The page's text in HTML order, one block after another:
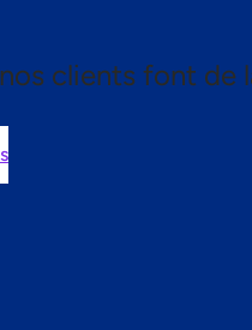
clients font de